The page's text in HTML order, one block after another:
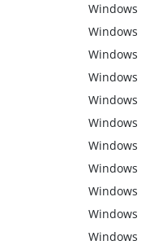
Windows
Windows
Windows
Windows
Windows
Windows
Windows
Windows
Windows
Windows
Windows